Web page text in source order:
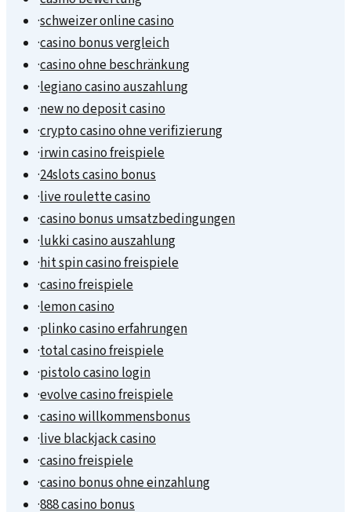
·schweizer online casino
·casino bonus vergleich
·casino ohne beschränkung
·legiano casino auszahlung
·new no deposit casino
·crypto casino ohne verifizierung
·irwin casino freispiele
·24slots casino bonus
·live roulette casino
·casino bonus umsatzbedingungen
·lukki casino auszahlung
·hit spin casino freispiele
·casino freispiele
·lemon casino
·plinko casino erfahrungen
·total casino freispiele
·pistolo casino login
·evolve casino freispiele
·casino willkommensbonus
·live blackjack casino
·casino freispiele
·casino bonus ohne einzahlung
·888 casino bonus